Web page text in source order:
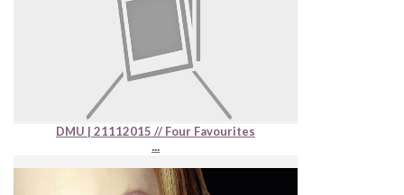
DMU | 21112015 // Four Favourites
...